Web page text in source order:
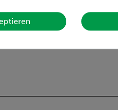
Auflagefläche und